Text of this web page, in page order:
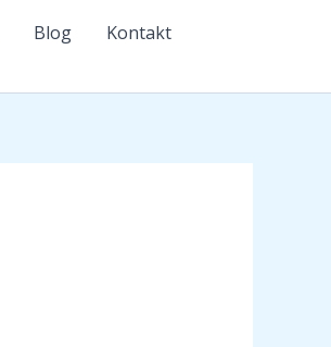
Blog
Kontakt